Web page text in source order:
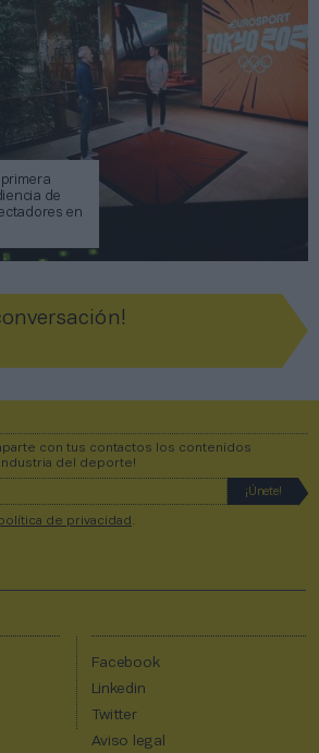
primera
de
en
con tus contactos los contenidos
del deporte!
de privacidad .
Facebook
Linkedin
Twitter
Aviso legal